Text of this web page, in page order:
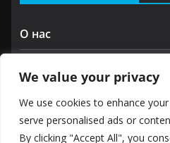
We value your privacy
We use cookies to enhance
serve personalised ads or
By clicking "Accept All", you
О нас
политика